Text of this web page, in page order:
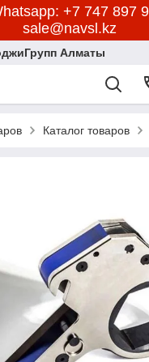
+7 747 897
sale@navsl.kz
Алматы
Каталог товаров